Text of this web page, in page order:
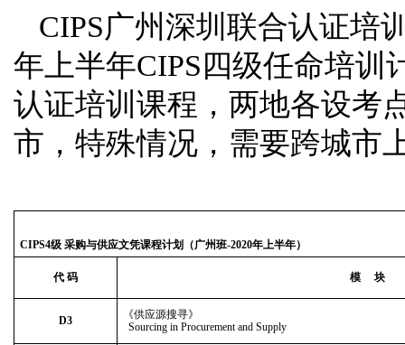
CIPS广州深圳联合认证培
年上半年CIPS四级任命培训
认证培训课程，两地各设考
市，特殊情况，需要跨城市
CIPS4级 采购与供应文凭课程计划（广州班-2020年上半年）
代 码 模 块
D3
《供应源搜寻》
Sourcing in Procurement and Supply